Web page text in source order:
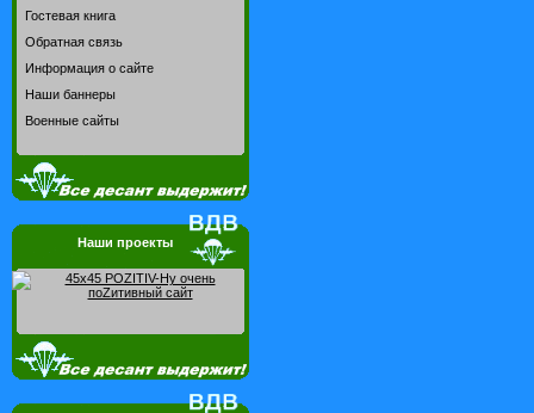
Гостевая книга
Обратная связь
Информация о сайте
Наши баннеры
Военные сайты
Наши проекты